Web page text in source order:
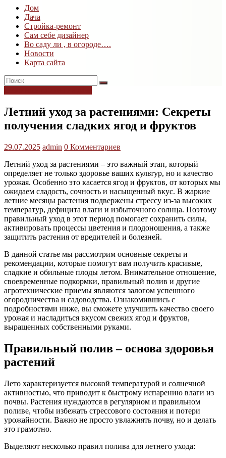
Дом
дача
Дом
Дача
Стройка-ремонт
Сам себе дизайнер
Во саду ли , в огороде….
Новости
Карта сайта
Летний уход за растениями: Секреты
получения сладких ягод и фруктов
29.07.2025 admin 0 Комментариев
Летний уход за растениями – это важный этап, который
определяет не только здоровье ваших культур, но и качество
урожая. Особенно это касается ягод и фруктов, от которых мы
ожидаем сладость, сочность и насыщенный вкус. В жаркие
летние месяцы растения подвержены стрессу из-за высоких
температур, дефицита влаги и избыточного солнца. Поэтому
правильный уход в этот период помогает сохранить силы,
активировать процессы цветения и плодоношения, а также
защитить растения от вредителей и болезней.
В данной статье мы рассмотрим основные секреты и
рекомендации, которые помогут вам получить красивые,
сладкие и обильные плоды летом. Внимательное отношение,
своевременные подкормки, правильный полив и другие
агротехнические приемы являются залогом успешного
огородничества и садоводства. Ознакомившись с
подробностями ниже, вы сможете улучшить качество своего
урожая и насладиться вкусом свежих ягод и фруктов,
выращенных собственными руками.
Правильный полив – основа здоровья
растений
Лето характеризуется высокой температурой и солнечной
активностью, что приводит к быстрому испарению влаги из
почвы. Растения нуждаются в регулярном и правильном
поливе, чтобы избежать стрессового состояния и потери
урожайности. Важно не просто увлажнять почву, но и делать
это грамотно.
Выделяют несколько правил полива для летнего ухода: